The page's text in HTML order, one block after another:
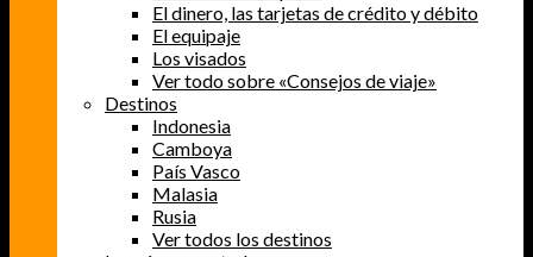
El dinero, las tarjetas de crédito y débito
El equipaje
Los visados
Ver todo sobre «Consejos de viaje»
Destinos
Indonesia
Camboya
País Vasco
Malasia
Rusia
Ver todos los destinos